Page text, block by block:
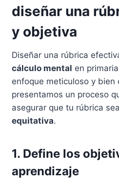
diseñar una
y objetiva
Diseñar una rúbrica
cálculo mental en
enfoque meticuloso y
presentamos un proceso
asegurar que tu rúbrica sea
equitativa.
1. Define los
aprendizaje